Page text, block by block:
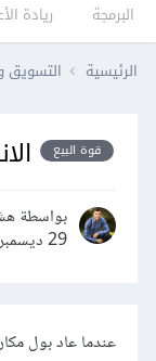
البرمجة ريادة
الرئيسية التسويق
قوة البيع
بواسطة
29 ديسمبر 2022